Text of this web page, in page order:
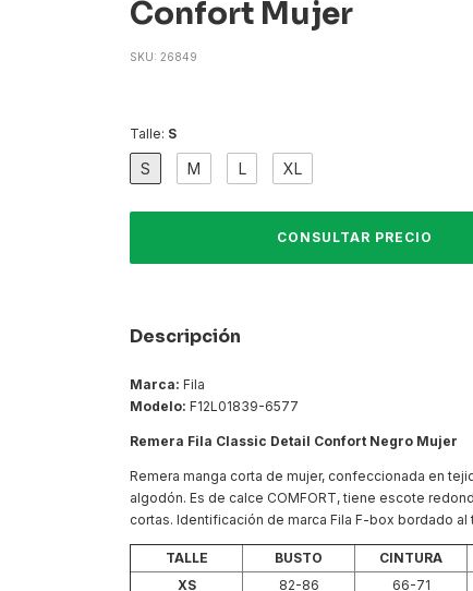
Confort Mujer
SKU: 26849
Talle: S
S M L XL
Descripción
Marca: Fila
Modelo: F12L01839-6577
Remera Fila Classic Detail Confort Negro Mujer
Remera manga corta de mujer, confeccionada en
algodón. Es de calce COMFORT, tiene escote
cortas. Identificación de marca Fila F-box bordado al
TALLE BUSTO CINTURA
XS
82-86 66-71